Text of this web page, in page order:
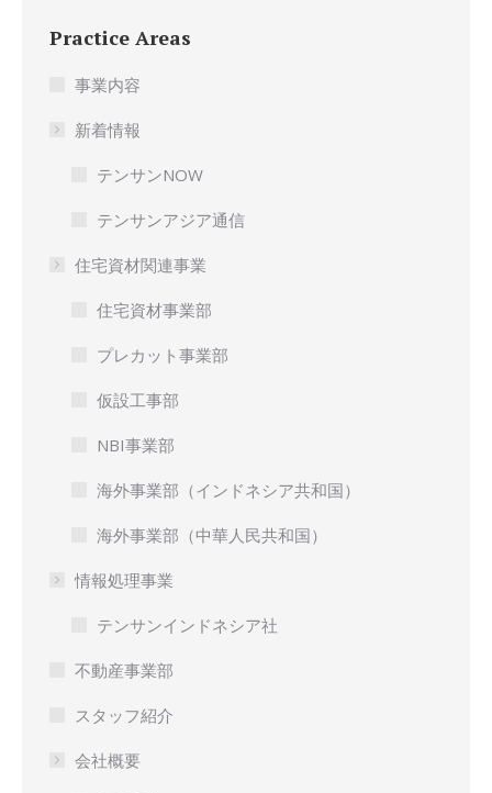
Practice Areas
事業内容
新着情報
テンサンNOW
テンサンアジア通信
住宅資材関連事業
住宅資材事業部
プレカット事業部
仮設工事部
NBI事業部
海外事業部（インドネシア共和国）
海外事業部（中華人民共和国）
情報処理事業
テンサンインドネシア社
不動産事業部
スタッフ紹介
会社概要